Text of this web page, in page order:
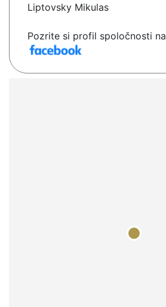
Liptovsky Mikulas
Pozrite si profil spoločnosti na